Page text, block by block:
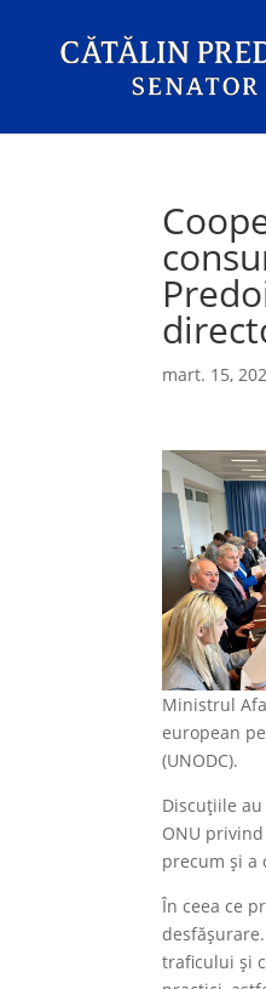
mart. 15,
Ministrul
european
(UNODC).
Discuțiile
ONU
precum și a
În ceea ce
traficului și